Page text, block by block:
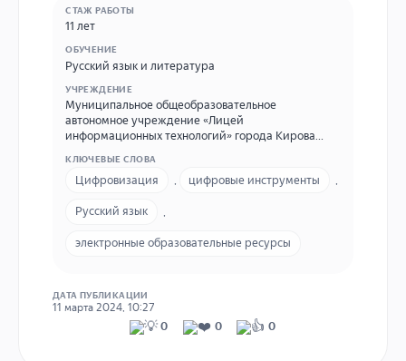
СТАЖ РАБОТЫ
11 лет
ОБУЧЕНИЕ
Русский язык и литература
УЧРЕЖДЕНИЕ
Муниципальное общеобразовательное
автономное учреждение «Лицей
информационных технологий» города Кирова
52, (8332) 22-28-28, school28-kirov@yandex.ru
КЛЮЧЕВЫЕ СЛОВА
Цифровизация цифровые инструменты
Русский язык
электронные образовательные ресурсы
ДАТА ПУБЛИКАЦИИ
11 марта 2024, 10:27
0
0 0